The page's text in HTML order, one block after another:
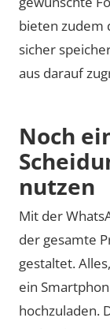
bieten zudem
sicher
aus darauf
Noch
nutzen
Mit der
der gesamte
gestaltet.
ein
hochzuladen.